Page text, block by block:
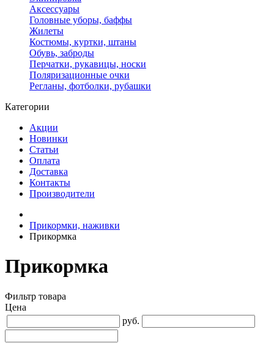
Аксессуары
Головные уборы, баффы
Жилеты
Костюмы, куртки, штаны
Обувь, заброды
Перчатки, рукавицы, носки
Поляризационные очки
Регланы, фотболки, рубашки
Категории
Акции
Новинки
Статьи
Оплата
Доставка
Контакты
Производители
Прикормки, наживки
Прикормка
Прикормка
Фильтр товара
Цена
руб.